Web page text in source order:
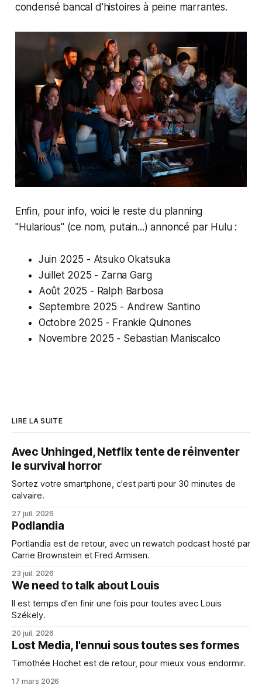
condensé bancal d'histoires à peine marrantes.
Enfin, pour info, voici le reste du planning
"Hularious" (ce nom, putain...) annoncé par Hulu :
Juin 2025 - Atsuko Okatsuka
Juillet 2025 - Zarna Garg
Août 2025 - Ralph Barbosa
Septembre 2025 - Andrew Santino
Octobre 2025 - Frankie Quinones
Novembre 2025 - Sebastian Maniscalco
LIRE LA SUITE
Avec Unhinged, Netflix tente de réinventer
le survival horror
Sortez votre smartphone, c'est parti pour 30 minutes de
calvaire.
27 juil. 2026
Podlandia
Portlandia est de retour, avec un rewatch podcast hosté par
Carrie Brownstein et Fred Armisen.
23 juil. 2026
We need to talk about Louis
Il est temps d'en finir une fois pour toutes avec Louis
Székely.
20 juil. 2026
Lost Media, l'ennui sous toutes ses formes
Timothée Hochet est de retour, pour mieux vous endormir.
17 mars 2026